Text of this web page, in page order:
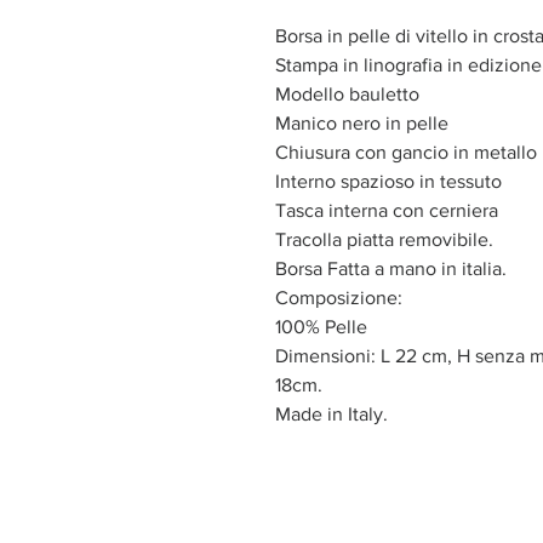
Borsa in pelle di vitello in
Stampa in linografia in
Modello bauletto
Manico nero in pelle
Chiusura con gancio in metallo
Interno spazioso in tessuto
Tasca interna con cerniera
Tracolla piatta removibile.
Borsa Fatta a mano in italia.
Composizione:
100% Pelle
Dimensioni: L 22 cm, H senza
18cm.
Made in Italy.